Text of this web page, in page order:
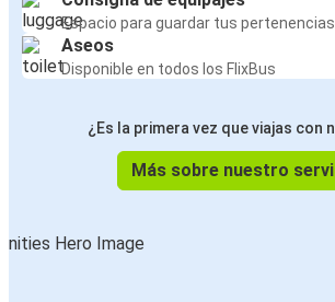
Espacio para guardar tus
Aseos
Disponible en todos los FlixBus
¿Es la primera vez que viajas con
Más sobre nuestro